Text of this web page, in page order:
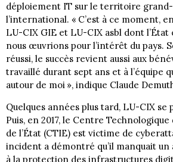
déploiement IT sur le territoire
l’international. « C’est à ce moment,
LU-CIX GIE et LU-CIX asbl dont
nous œuvrions pour l’intérêt du pays.
réussi, le succès revient aussi aux
travaillé durant sept ans et à l’équipe
autour de moi », indique Claude
Quelques années plus tard, LU-CIX se
Puis, en 2017, le Centre
de l’État (CTIE) est victime de
incident a démontré qu’il manquait
à la protection des infrastructures